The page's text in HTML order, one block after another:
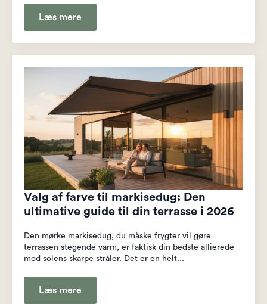
Læs mere
Valg af farve til markisedug: Den
ultimative guide til din terrasse i 2026
Den mørke markisedug, du måske frygter vil gøre
terrassen stegende varm, er faktisk din bedste allierede
mod solens skarpe stråler. Det er en helt...
Læs mere